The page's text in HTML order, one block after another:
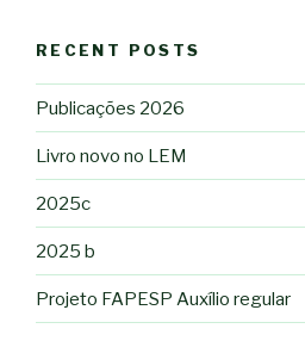
RECENT POSTS
Publicações 2026
Livro novo no LEM
2025c
2025 b
Projeto FAPESP Auxílio regular